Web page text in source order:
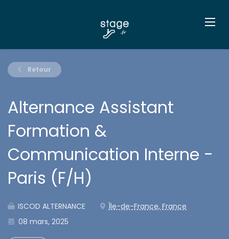
Retour
Alternance Assistant
Formation &
Communication Interne -
Paris (F/H)
ISCOD ALTERNANCE
Île-de-France, France
08 mars, 2025